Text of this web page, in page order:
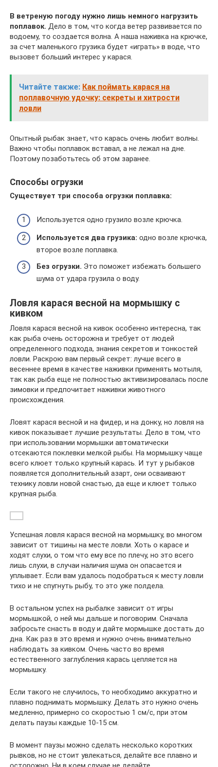
В ветреную погоду нужно лишь немного нагрузить
поплавок. Дело в том, что когда ветер развивается по
водоему, то создается волна. А наша наживка на крючке,
за счет маленького грузика будет «играть» в воде, что
вызовет больший интерес у карася.
Читайте также: Как поймать карася на
поплавочную удочку: секреты и хитрости
ловли
Опытный рыбак знает, что карась очень любит волны.
Важно чтобы поплавок вставал, а не лежал на дне.
Поэтому позаботьтесь об этом заранее.
Способы огрузки
Существует три способа огрузки поплавка:
Используется одно грузило возле крючка.
Используется два грузика: одно возле крючка,
второе возле поплавка.
Без огрузки. Это поможет избежать большего
шума от удара грузила о воду.
Ловля карася весной на мормышку с
кивком
Ловля карася весной на кивок особенно интересна, так
как рыба очень осторожна и требует от людей
определенного подхода, знания секретов и тонкостей
ловли. Раскрою вам первый секрет: лучше всего в
весеннее время в качестве наживки применять мотыля,
так как рыба еще не полностью активизировалась после
зимовки и предпочитает наживки животного
происхождения.
Ловят карася весной и на фидер, и на донку, но ловля на
кивок показывает лучшие результаты. Дело в том, что
при использовании мормышки автоматически
отсекаются поклевки мелкой рыбы. На мормышку чаще
всего клюет только крупный карась. И тут у рыбаков
появляется дополнительный азарт, они осваивают
технику ловли новой снастью, да еще и клюет только
крупная рыба.
Успешная ловля карася весной на мормышку, во многом
зависит от тишины на месте ловли. Хоть о карасе и
ходят слухи, о том что ему все по плечу, но это всего
лишь слухи, в случаи наличия шума он опасается и
уплывает. Если вам удалось подобраться к месту ловли
тихо и не спугнуть рыбу, то это уже полдела.
В остальном успех на рыбалке зависит от игры
мормышкой, о ней мы дальше и поговорим. Сначала
забросьте снасть в воду и дайте мормышке достать до
дна. Как раз в это время и нужно очень внимательно
наблюдать за кивком. Очень часто во время
естественного заглубления карась цепляется на
мормышку.
Если такого не случилось, то необходимо аккуратно и
плавно поднимать мормышку. Делать это нужно очень
медленно, примерно со скоростью 1 см/с, при этом
делать паузы каждые 10-15 см.
В момент паузы можно сделать несколько коротких
рывков, но не стоит увлекаться, делайте все плавно и